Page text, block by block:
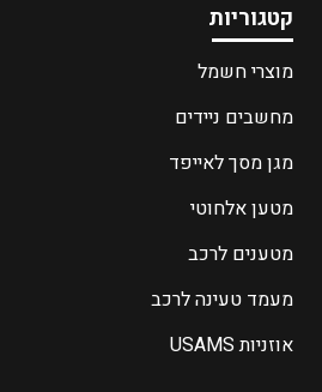
קטגוריות
מוצרי חשמל
מחשבים ניידים
מגן מסך לאייפד
מטען אלחוטי
מטענים לרכב
מעמד טעינה לרכב
אוזניות USAMS